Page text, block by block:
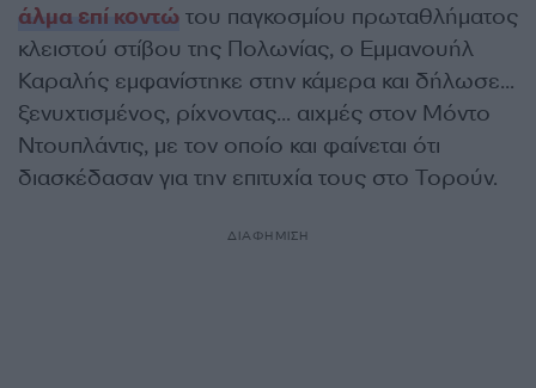
άλμα επί κοντώ του παγκοσμίου πρωταθλήματος
κλειστού στίβου της Πολωνίας, ο Εμμανουήλ
Καραλής εμφανίστηκε στην κάμερα και δήλωσε…
ξενυχτισμένος, ρίχνοντας… αιχμές στον Μόντο
Ντουπλάντις, με τον οποίο και φαίνεται ότι
διασκέδασαν για την επιτυχία τους στο Τορούν.
ΔΙΑΦΗΜΙΣΗ